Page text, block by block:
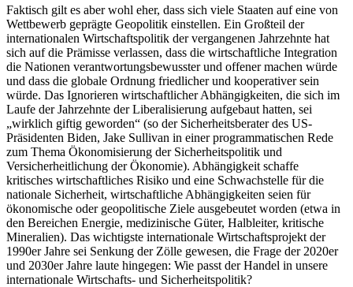
Faktisch gilt es aber wohl eher, dass sich viele Staaten auf eine von
Wettbewerb geprägte Geopolitik einstellen. Ein Großteil der
internationalen Wirtschaftspolitik der vergangenen Jahrzehnte hat
sich auf die Prämisse verlassen, dass die wirtschaftliche Integration
die Nationen verantwortungsbewusster und offener machen würde
und dass die globale Ordnung friedlicher und kooperativer sein
würde. Das Ignorieren wirtschaftlicher Abhängigkeiten, die sich im
Laufe der Jahrzehnte der Liberalisierung aufgebaut hatten, sei
„wirklich giftig geworden“ (so der Sicherheitsberater des US-
Präsidenten Biden, Jake Sullivan in einer programmatischen Rede
zum Thema Ökonomisierung der Sicherheitspolitik und
Versicherheitlichung der Ökonomie). Abhängigkeit schaffe
kritisches wirtschaftliches Risiko und eine Schwachstelle für die
nationale Sicherheit, wirtschaftliche Abhängigkeiten seien für
ökonomische oder geopolitische Ziele ausgebeutet worden (etwa in
den Bereichen Energie, medizinische Güter, Halbleiter, kritische
Mineralien). Das wichtigste internationale Wirtschaftsprojekt der
1990er Jahre sei Senkung der Zölle gewesen, die Frage der 2020er
und 2030er Jahre laute hingegen: Wie passt der Handel in unsere
internationale Wirtschafts- und Sicherheitspolitik?